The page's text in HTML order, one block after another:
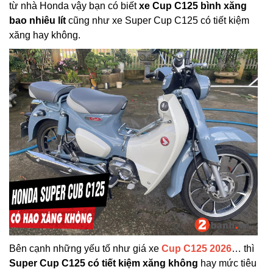
từ nhà Honda vậy bạn có biếtxe Cup C125 bình xăng
bao nhiêu lít cũng như xe Super Cup C125 có tiết kiệm
xăng hay không.
Bên cạnh những yếu tố như giá xe Cup C125 2026… thì
Super Cup C125 có tiết kiệm xăng không hay mức tiêu